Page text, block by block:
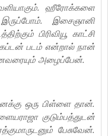
ஹீரோக்களை
இசைஞானி
பிரிவியூ காட்சி
படம் என்றால் நான்
அழைப்பேன்.
ஒரு பிள்ளை தான்.
குடும்பத்துடன்
பேசுவேன்.